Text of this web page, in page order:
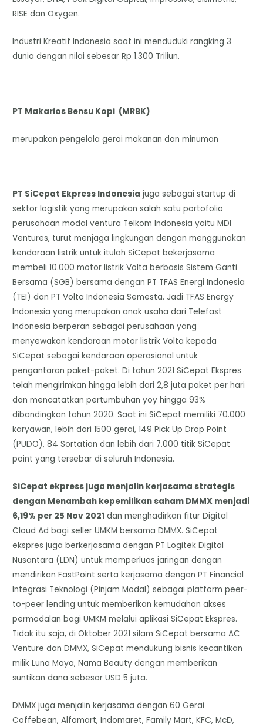
RISE dan Oxygen.
Industri Kreatif Indonesia saat ini menduduki rangking 3
dunia dengan nilai sebesar Rp 1.300 Triliun.
PT Makarios Bensu Kopi (MRBK)
merupakan pengelola gerai makanan dan minuman
PT SiCepat Ekpress Indonesia juga sebagai startup di
sektor logistik yang merupakan salah satu portofolio
perusahaan modal ventura Telkom Indonesia yaitu MDI
Ventures, turut menjaga lingkungan dengan menggunakan
kendaraan listrik untuk itulah SiCepat bekerjasama
membeli 10.000 motor listrik Volta berbasis Sistem Ganti
Bersama (SGB) bersama dengan PT TFAS Energi Indonesia
(TEI) dan PT Volta Indonesia Semesta. Jadi TFAS Energy
Indonesia yang merupakan anak usaha dari Telefast
Indonesia berperan sebagai perusahaan yang
menyewakan kendaraan motor listrik Volta kepada
SiCepat sebagai kendaraan operasional untuk
pengantaran paket-paket. Di tahun 2021 SiCepat Ekspres
telah mengirimkan hingga lebih dari 2,8 juta paket per hari
dan mencatatkan pertumbuhan yoy hingga 93%
dibandingkan tahun 2020. Saat ini SiCepat memiliki 70.000
karyawan, lebih dari 1500 gerai, 149 Pick Up Drop Point
(PUDO), 84 Sortation dan lebih dari 7.000 titik SiCepat
point yang tersebar di seluruh Indonesia.
SiCepat ekpress juga menjalin kerjasama strategis
dengan Menambah kepemilikan saham DMMX menjadi
6,19% per 25 Nov 2021 dan menghadirkan fitur Digital
Cloud Ad bagi seller UMKM bersama DMMX. SiCepat
ekspres juga berkerjasama dengan PT Logitek Digital
Nusantara (LDN) untuk memperluas jaringan dengan
mendirikan FastPoint serta kerjasama dengan PT Financial
Integrasi Teknologi (Pinjam Modal) sebagai platform peer-
to-peer lending untuk memberikan kemudahan akses
permodalan bagi UMKM melalui aplikasi SiCepat Ekspres.
Tidak itu saja, di Oktober 2021 silam SiCepat bersama AC
Venture dan DMMX, SiCepat mendukung bisnis kecantikan
milik Luna Maya, Nama Beauty dengan memberikan
suntikan dana sebesar USD 5 juta.
DMMX juga menjalin kerjasama dengan 60 Gerai
Coffebean, Alfamart, Indomaret, Family Mart, KFC, McD,